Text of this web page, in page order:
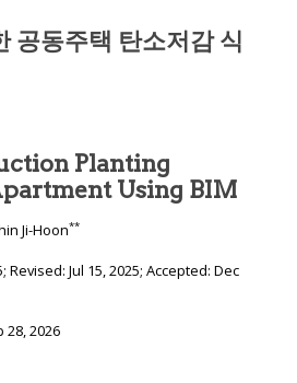
공동주택 탄소저감 식
Planting
Using BIM
Ji-Hoon**
; Revised: Jul 15, 2025; Accepted: Dec
28, 2026